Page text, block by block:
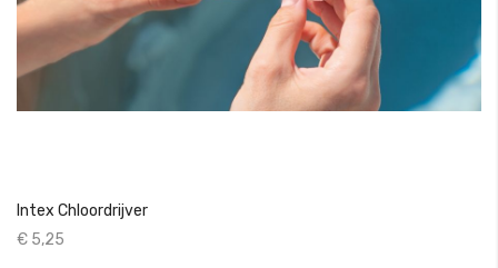
Intex Chloordrijver
€ 5,25